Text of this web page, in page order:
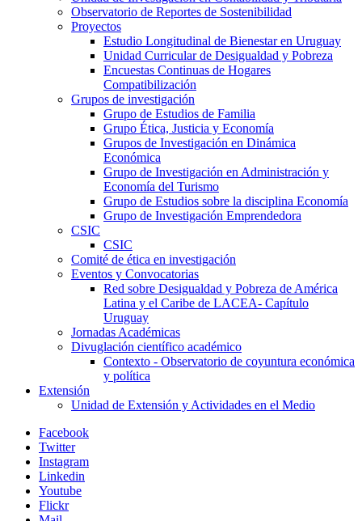
Observatorio de Reportes de Sostenibilidad
Proyectos
Estudio Longitudinal de Bienestar en Uruguay
Unidad Curricular de Desigualdad y Pobreza
Encuestas Continuas de Hogares
Compatibilización
Grupos de investigación
Grupo de Estudios de Familia
Grupo Ética, Justicia y Economía
Grupos de Investigación en Dinámica
Económica
Grupo de Investigación en Administración y
Economía del Turismo
Grupo de Estudios sobre la disciplina Economía
Grupo de Investigación Emprendedora
CSIC
CSIC
Comité de ética en investigación
Eventos y Convocatorias
Red sobre Desigualdad y Pobreza de América
Latina y el Caribe de LACEA- Capítulo
Uruguay
Jornadas Académicas
Divuglación científico académico
Contexto - Observatorio de coyuntura económica
y política
Extensión
Unidad de Extensión y Actividades en el Medio
Facebook
Twitter
Instagram
Linkedin
Youtube
Flickr